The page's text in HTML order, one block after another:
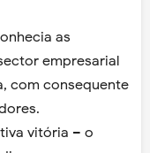
as
empresarial
com consequente
vitória – o